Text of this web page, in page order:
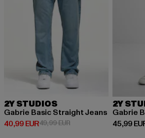
2Y STUDIOS
Gabrie Basic Straight Jeans
40,99 EUR
Derzeitiger Preis: 40,99 EUR
49,99 EURAktionspreis: 49,99 EUR
2Y
Gabrie
45,99